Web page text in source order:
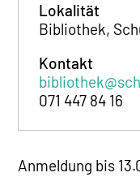
Lokalität
Bibliothek,
Kontakt
071 447 84 16
Anmeldung bis